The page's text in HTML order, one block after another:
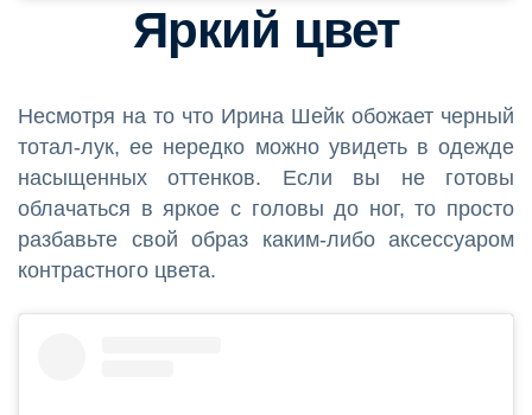
Яркий цвет
Несмотря на то что Ирина Шейк обожает черный
тотал-лук, ее нередко можно увидеть в одежде
насыщенных оттенков. Если вы не готовы
облачаться в яркое с головы до ног, то просто
разбавьте свой образ каким-либо аксессуаром
контрастного цвета.